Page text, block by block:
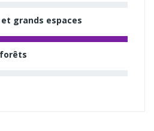
grands espaces